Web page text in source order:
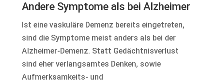
Andere Symptome als bei Alzheimer
Ist eine vaskuläre Demenz bereits eingetreten,
sind die Symptome meist anders als bei der
Alzheimer-Demenz. Statt Gedächtnisverlust
sind eher verlangsamtes Denken, sowie
Aufmerksamkeits- und